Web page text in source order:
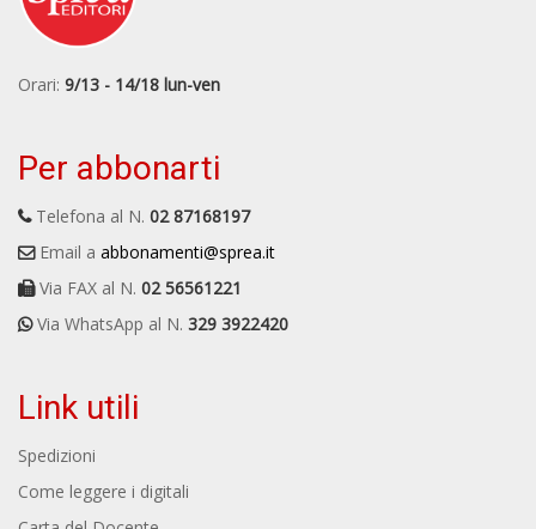
Orari: 9/13 - 14/18 lun-ven
Per abbonarti
Telefona al N. 02 87168197
Email a abbonamenti@sprea.it
Via FAX al N. 02 56561221
Via WhatsApp al N. 329 3922420
Link utili
Spedizioni
Come leggere i digitali